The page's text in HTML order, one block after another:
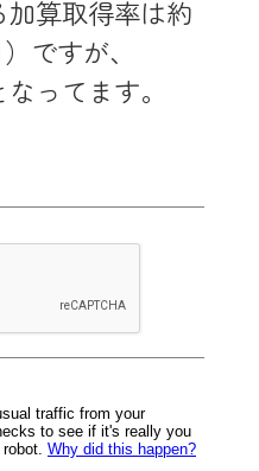
算取得率は約
ですが、
ってます。